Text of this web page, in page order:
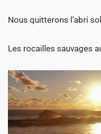
Nous quitterons l’abri
Les rocailles sauvages